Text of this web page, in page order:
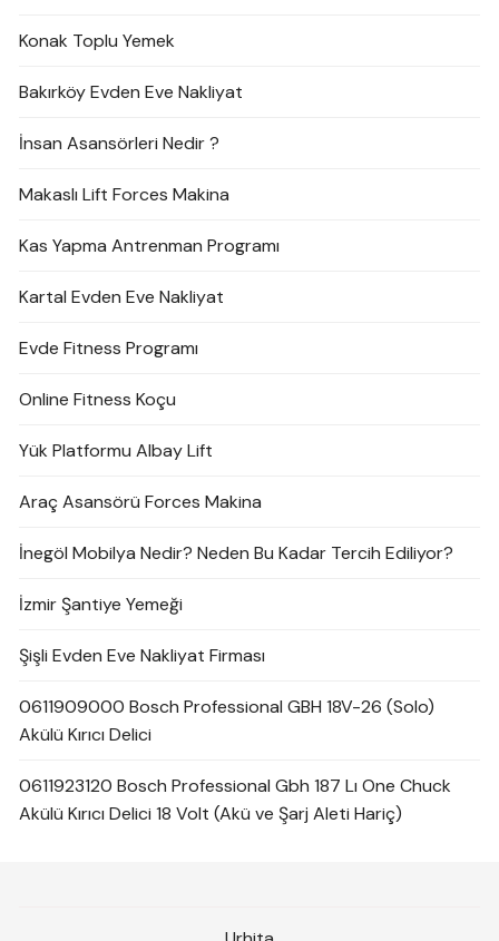
Konak Toplu Yemek
Bakırköy Evden Eve Nakliyat
İnsan Asansörleri Nedir ?
Makaslı Lift Forces Makina
Kas Yapma Antrenman Programı
Kartal Evden Eve Nakliyat
Evde Fitness Programı
Online Fitness Koçu
Yük Platformu Albay Lift
Araç Asansörü Forces Makina
İnegöl Mobilya Nedir? Neden Bu Kadar Tercih Ediliyor?
İzmir Şantiye Yemeği
Şişli Evden Eve Nakliyat Firması
0611909000 Bosch Professional GBH 18V-26 (Solo)
Akülü Kırıcı Delici
0611923120 Bosch Professional Gbh 187 Lı One Chuck
Akülü Kırıcı Delici 18 Volt (Akü ve Şarj Aleti Hariç)